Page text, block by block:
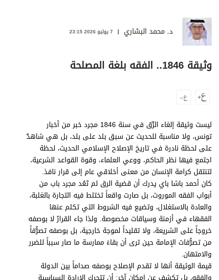
الترفيه
التعليم والمعرفة
الذكاء الاصطناعي
تغطيات
فيديو
بودكاست
إنفوجراف
قصة صورة
كاريكتير
برامج
عدد اليوم
د. محمد البشاري 7 يوليو 2026 23:15
وثيقة 1846.. الفقه بلغة المصلحة
ليست وثيقة إلغاء الرِّق في سنة 1846 مجرد خبر من أخبار
تونس، ولا مناسبة للحديث عن سبق بلد على بلد، بل هي شاهدٌ
على لحظة نادرة في تاريخ الإصلاح الإسلامي الحديث، لحظة
اجتمع فيها نظر الحاكم، ووعي العلماء، وقوة القواعد الشرعية،
لتنتقل كرامة الإنسان من معنى أخلاقي عام إلى قرار نافذ.
كان أحمد باشا باي يدرك أن قضية الرق لم تَعُد مجرد باب من
أبواب الفقه الموروث، بل صارت واقعاً تختلط فيه التجارة بالغلبة،
والعادة بالاستغلال، وتضيع فيه الشروط التي تكلم عنها
الفقهاء في أزمنة وسياقات مخصوصة. ولذا جاء القرارُ لا بوصفه
خروجاً على الشريعة، ولا تقليداً لموجة خارجية، بل بوصفه تصرُّفاً
من تصرُّفات الإمامة حين ترى أن بقاءَ ممارسة ما صار سبباً للضرر
والامتهان.
قيمة الوثيقة أنها لا تقدم الإصلاح بوصفه صداماً بين الدولة